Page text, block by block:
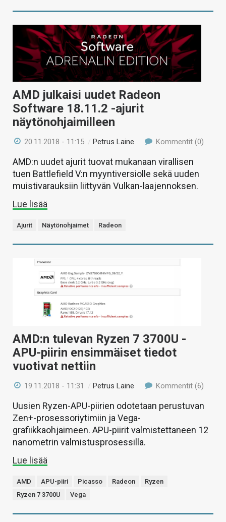
AMD julkaisi uudet Radeon
Software 18.11.2 -ajurit
näytönohjaimilleen
20.11.2018 - 11:15 /Petrus Laine Kommentit (0)
AMD:n uudet ajurit tuovat mukanaan virallisen
tuen Battlefield V:n myyntiversiolle sekä uuden
muistivarauksiin liittyvän Vulkan-laajennoksen.
Lue lisää
Ajurit Näytönohjaimet Radeon
AMD:n tulevan Ryzen 7 3700U -
APU-piirin ensimmäiset tiedot
vuotivat nettiin
19.11.2018 - 11:31 /Petrus Laine Kommentit (6)
Uusien Ryzen-APU-piirien odotetaan perustuvan
Zen+-prosessoriytimiin ja Vega-
grafiikkaohjaimeen. APU-piirit valmistettaneen 12
nanometrin valmistusprosessilla.
Lue lisää
AMD APU-piiri Picasso Radeon
Ryzen
Ryzen 7 3700U
Vega